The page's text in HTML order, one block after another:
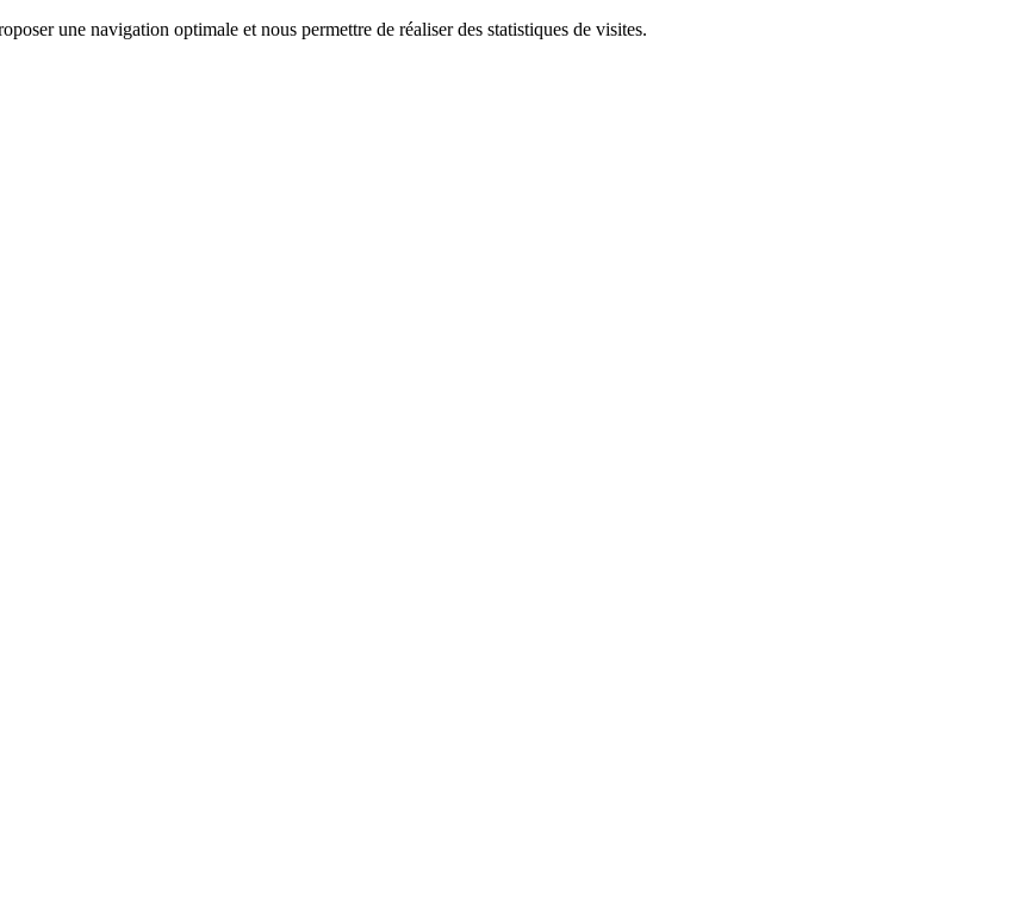
une navigation optimale et nous permettre de réaliser des statistiques de visites.